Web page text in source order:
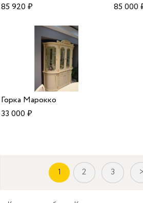
85 920₽
85 000
Горка Марокко
33 000₽
1 2 3 >